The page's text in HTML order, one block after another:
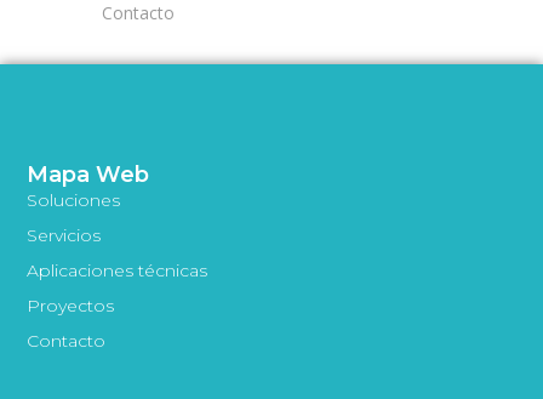
Contacto
Mapa Web
Soluciones
Servicios
Aplicaciones técnicas
Proyectos
Contacto